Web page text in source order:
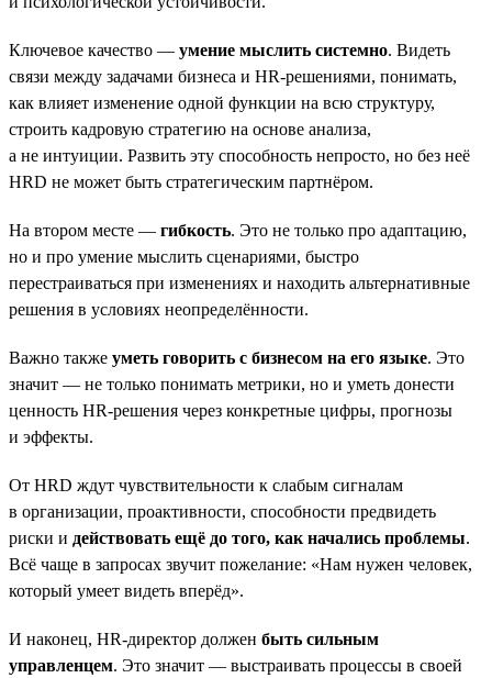
Ключевое качество — умение мыслить системно. Видеть
связи между задачами бизнеса и HR-решениями, понимать,
как влияет изменение одной функции на всю структуру,
строить кадровую стратегию на основе анализа,
а не интуиции. Развить эту способность непросто, но без неё
HRD не может быть стратегическим партнёром.
На втором месте — гибкость. Это не только про адаптацию,
но и про умение мыслить сценариями, быстро
перестраиваться при изменениях и находить альтернативные
решения в условиях неопределённости.
Важно также уметь говорить с бизнесом на его языке. Это
значит — не только понимать метрики, но и уметь донести
ценность HR-решения через конкретные цифры, прогнозы
и эффекты.
От HRD ждут чувствительности к слабым сигналам
в организации, проактивности, способности предвидеть
риски и действовать ещё до того, как начались проблемы.
Всё чаще в запросах звучит пожелание: «Нам нужен человек,
который умеет видеть вперёд».
И наконец, HR-директор должен быть сильным
управленцем. Это значит — выстраивать процессы в своей